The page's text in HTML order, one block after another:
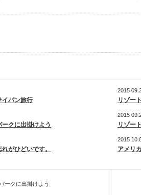
パン旅行
2015
リゾー
クに出掛けよう
2015
リゾー
がひどいです。
2015
アメリ
ークに出掛けよう